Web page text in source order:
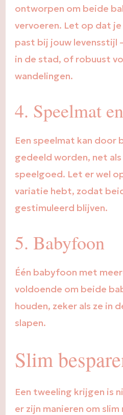
ontworpen om beide
vervoeren. Let op dat
past bij jouw levensstijl
in de stad, of robuust
wandelingen.
4. Speelmat
Een speelmat kan door
gedeeld worden, net
speelgoed. Let er wel
variatie hebt, zodat
gestimuleerd blijven.
5. Babyfoon
Één babyfoon met
voldoende om beide
houden, zeker als ze in
slapen.
Slim
Een tweeling krijgen is
er zijn manieren om